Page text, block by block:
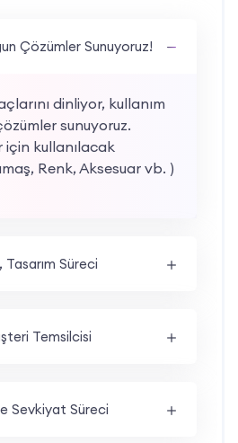
Çözümler Sunuyoruz!
dinliyor, kullanım
sunuyoruz.
için kullanılacak
Renk, Aksesuar vb. )
Süreci
Temsilcisi
Sevkiyat Süreci